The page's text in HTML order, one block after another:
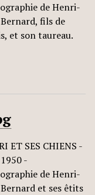
de Henri-
fils de
et son taureau.
ET SES CHIENS -
-
de Henri-
et ses êtits